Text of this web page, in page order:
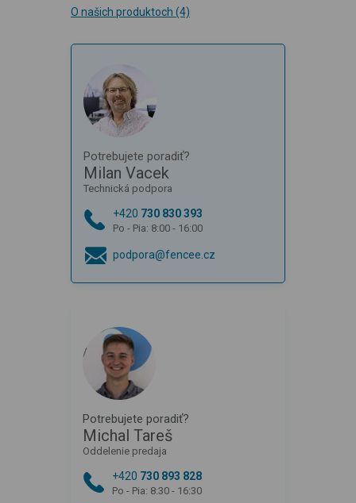
O našich produktoch (4)
Potrebujete poradiť?
Milan Vacek
Technická podpora
+420 730 830 393
Po - Pia: 8:00 - 16:00
podpora@fencee.cz
Potrebujete poradiť?
Michal Tareš
Oddelenie predaja
+420 730 893 828
Po - Pia: 8:30 - 16:30